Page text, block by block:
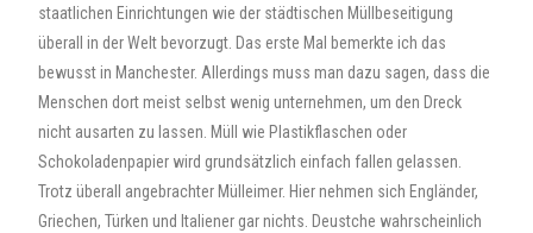
staatlichen Einrichtungen wie der städtischen Müllbeseitigung
überall in der Welt bevorzugt. Das erste Mal bemerkte ich das
bewusst in Manchester. Allerdings muss man dazu sagen, dass die
Menschen dort meist selbst wenig unternehmen, um den Dreck
nicht ausarten zu lassen. Müll wie Plastikflaschen oder
Schokoladenpapier wird grundsätzlich einfach fallen gelassen.
Trotz überall angebrachter Mülleimer. Hier nehmen sich Engländer,
Griechen, Türken und Italiener gar nichts. Deustche wahrscheinlich